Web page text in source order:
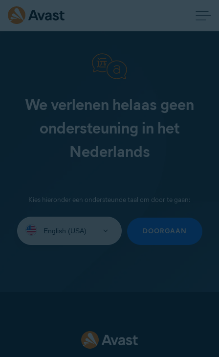
We verlenen helaas geen
ondersteuning in het
Nederlands
Kies hieronder een ondersteunde taal om door te gaan:
uw
DOORGAAN